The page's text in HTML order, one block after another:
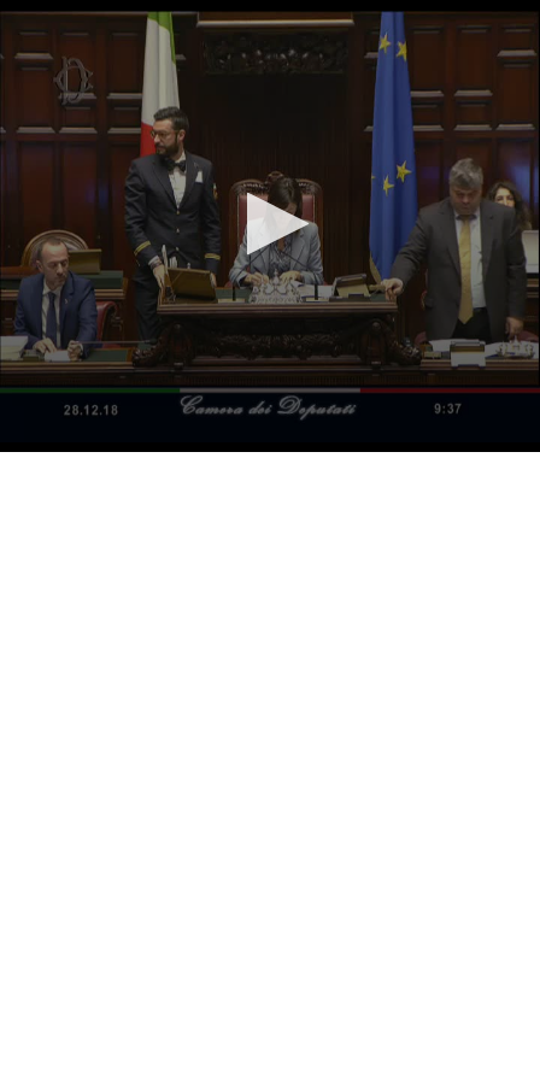
Vai al contenuto principale
WebTV Camera dei Deputati
Vai al menu di navigazione
Contenuto
Fine contenuto
Vai al contenuto principale Vai al menu di navigazione